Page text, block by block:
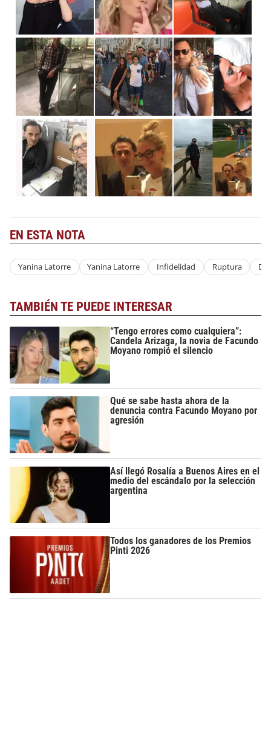
EN ESTA NOTA
Yanina Latorre Yanina Latorre Infidelidad Ruptura
TAMBIÉN TE PUEDE INTERESAR
“Tengo errores como cualquiera”:
Candela Arizaga, la novia de Facundo
Moyano rompió el silencio
Qué se sabe hasta ahora de la
denuncia contra Facundo Moyano por
agresión
Así llegó Rosalía a Buenos Aires en el
medio del escándalo por la selección
argentina
Todos los ganadores de los Premios
Pinti 2026